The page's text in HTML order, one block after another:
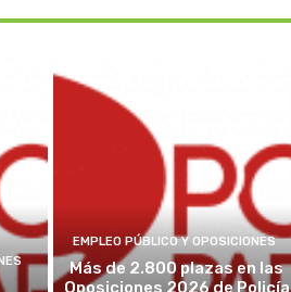
EMPLEO PÚBLICO Y OPOSICIONES
Más de 2.800 plazas en las